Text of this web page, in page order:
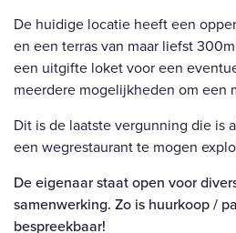
De huidige locatie heeft een
en een terras van maar liefst
een uitgifte loket voor een
meerdere mogelijkheden om een
Dit is de laatste vergunning die is
een wegrestaurant te mogen
De eigenaar staat open voor
samenwerking. Zo is huurkoop /
bespreekbaar!